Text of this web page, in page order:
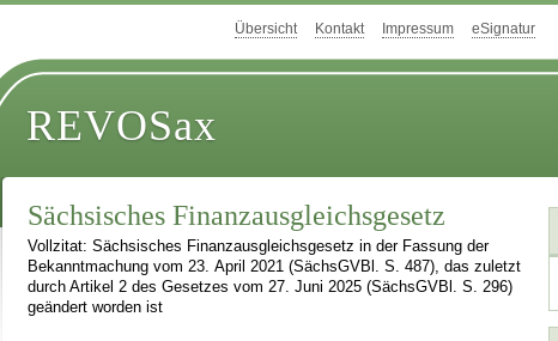
Übersicht Kontakt Impressum eSignatur
REVOSax
Sächsisches Finanzausgleichsgesetz
Vollzitat: Sächsisches Finanzausgleichsgesetz in der Fassung der
Bekanntmachung vom 23. April 2021 (SächsGVBl. S. 487), das zuletzt
durch Artikel 2 des Gesetzes vom 27. Juni 2025 (SächsGVBl. S. 296)
geändert worden ist